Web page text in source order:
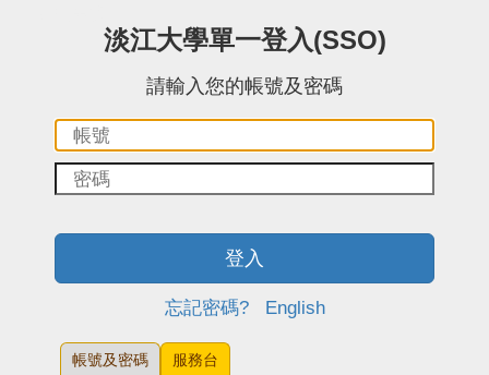
淡江大學單一登入(SSO)
請輸入您的帳號及密碼
碼：
登入
忘記密碼? English
帳號及密碼
服務台